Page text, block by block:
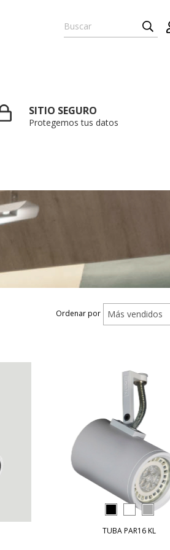
SITIO SEGURO
Protegemos tus datos
Ordenar por
TUBA PAR16 KL